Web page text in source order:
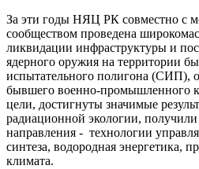
За эти годы НЯЦ РК совместно с
сообществом проведена
ликвидации инфраструктуры и
ядерного оружия на территории
испытательного полигона (СИП),
бывшего военно-промышленного
цели, достигнуты значимые
радиационной экологии,
направления - технологии
синтеза, водородная энергетика,
климата.